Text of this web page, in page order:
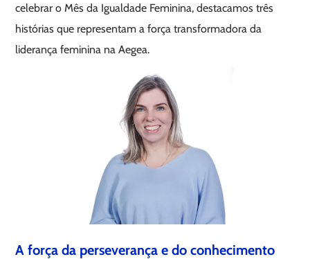
celebrar o Mês da Igualdade Feminina, destacamos três
histórias que representam a força transformadora da
liderança feminina na Aegea.
A força da perseverança e do conhecimento